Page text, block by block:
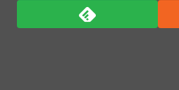
米軍、長射程精密ミサイルほ